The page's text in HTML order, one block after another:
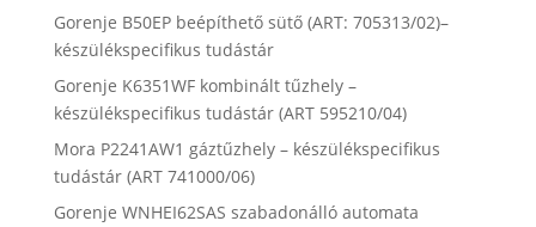
Gorenje B50EP beépíthető sütő (ART: 705313/02)–
készülékspecifikus tudástár
Gorenje K6351WF kombinált tűzhely –
készülékspecifikus tudástár (ART 595210/04)
Mora P2241AW1 gáztűzhely – készülékspecifikus
tudástár (ART 741000/06)
Gorenje WNHEI62SAS szabadonálló automata